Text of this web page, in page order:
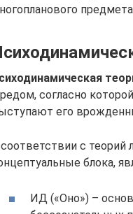
согласно
его
с
блока,
ИД («Оно») –